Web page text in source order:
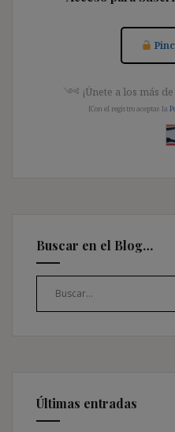
༺ ¡Únete a los más
[Con el registro aceptas la
Buscar en el Blog…
Últimas entradas